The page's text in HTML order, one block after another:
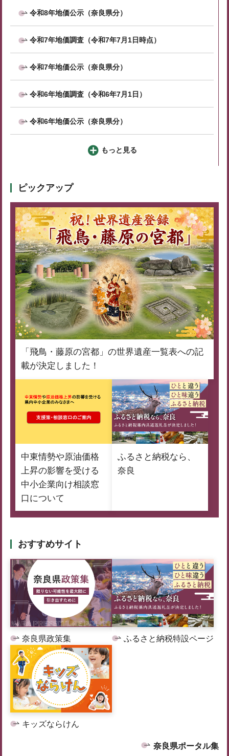
令和8年地価公示（奈良県分）
令和7年地価調査（令和7年7月1日時点）
令和7年地価公示（奈良県分）
令和6年地価調査（令和6年7月1日）
令和6年地価公示（奈良県分）
もっと見る
ピックアップ
「飛鳥・藤原の宮都」の世界遺産一覧表への記
載が決定しました！
中東情勢や原油価格
上昇の影響を受ける
中小企業向け相談窓
口について
ふるさと納税なら、
奈良
おすすめサイト
奈良県政策集 ふるさと納税特設ページ
キッズならけん
奈良県ポータル集